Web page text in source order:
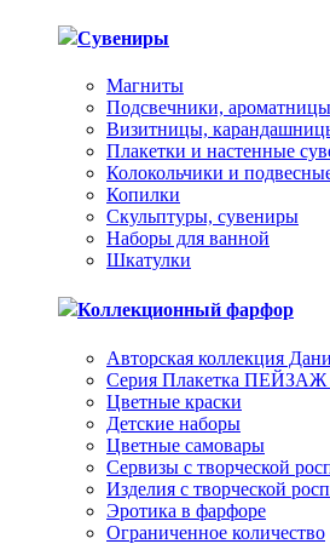
Сувениры
Магниты
Подсвечники,
Визитницы,
Плакетки и настенные
Колокольчики и
Копилки
Скульптуры, сувениры
Наборы для ванной
Шкатулки
Коллекционный фарфор
Авторская коллекция
Серия Плакетка
Цветные краски
Детские наборы
Цветные самовары
Сервизы с творческой
Изделия с творческой
Эротика в фарфоре
Ограниченное количество